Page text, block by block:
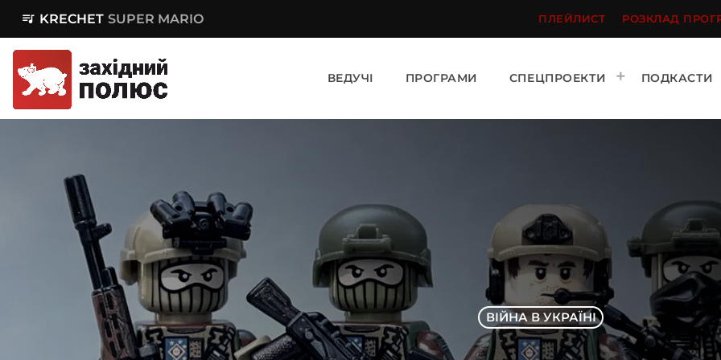
queue_music KRECHET SUPER MARIO ПЛЕЙЛИСТ РОЗКЛАД
ВЕДУЧІ ПРОГРАМИ СПЕЦПРОЕКТИ ПОДКАСТИ
ВІЙНА В УКРАЇНІ